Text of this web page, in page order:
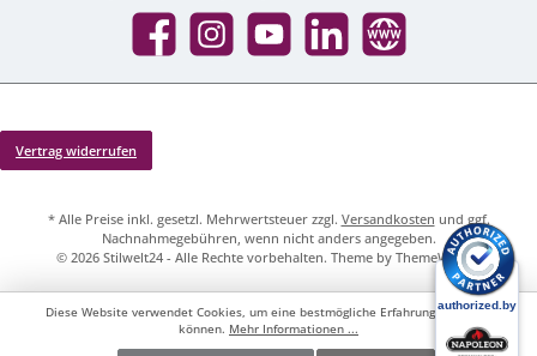
Facebook InstagramYouTube LinkedIn Website
Vertrag widerrufen
* Alle Preise inkl. gesetzl. Mehrwertsteuer zzgl. Versandkosten und ggf.
Nachnahmegebühren, wenn nicht anders angegeben.
© 2026 Stilwelt24 - Alle Rechte vorbehalten. Theme by ThemeWare®
Diese Website verwendet Cookies, um eine bestmögliche Erfahrung bieten zu
können. Mehr Informationen ...